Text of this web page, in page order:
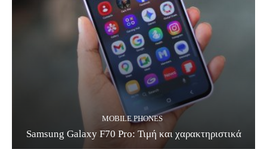
MOBILE PHONES
Samsung Galaxy F70 Pro: Τιμή και χαρακτηριστικά